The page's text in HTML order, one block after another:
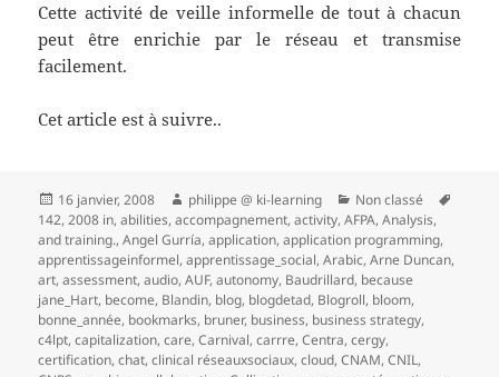
Cette activité de veille informelle de tout à chacun
peut être enrichie par le réseau et transmise
facilement.
Cet article est à suivre..
Publié
le
16 janvier, 2008 Auteur
philippe @ ki-learning Catégories
Non classé
142,2008 in,abilities,accompagnement,activity,AFPA,Analysis,
and training.,Angel Gurría,application,application programming,
apprentissageinformel,apprentissage_social,Arabic,Arne Duncan,
art,assessment,audio,AUF,autonomy, Baudrillard, because
jane_Hart, become, Blandin, blog, blogdetad, Blogroll, bloom,
bonne_année, bookmarks, bruner, business, business strategy,
c4lpt,capitalization,care,Carnival,carrre,Centra,cergy,
certification,chat,clinical réseauxsociaux,cloud,CNAM,CNIL,